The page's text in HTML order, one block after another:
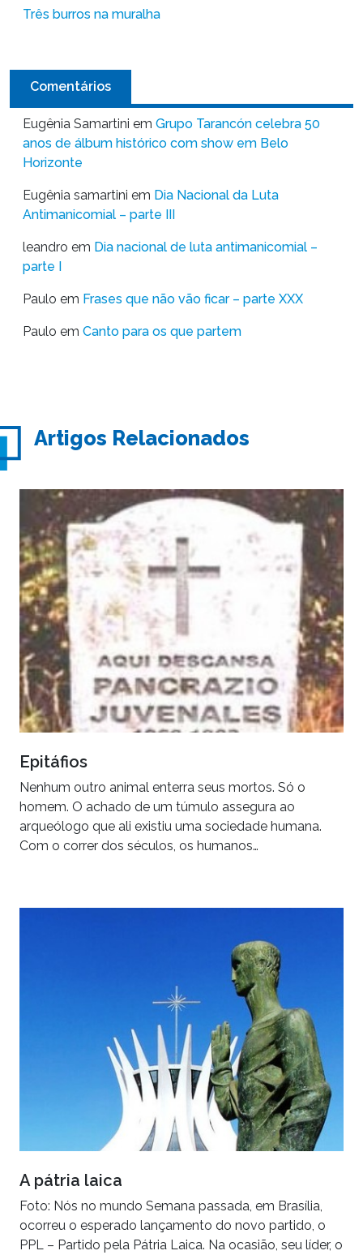
Três burros na muralha
Comentários
Eugênia Samartini em Grupo Tarancón celebra 50
anos de álbum histórico com show em Belo
Horizonte
Eugênia samartini em Dia Nacional da Luta
Antimanicomial – parte III
leandro em Dia nacional de luta antimanicomial –
parte I
Paulo em Frases que não vão ficar – parte XXX
Paulo em Canto para os que partem
Artigos Relacionados
Epitáfios
Nenhum outro animal enterra seus mortos. Só o
homem. O achado de um túmulo assegura ao
arqueólogo que ali existiu uma sociedade humana.
Com o correr dos séculos, os humanos…
A pátria laica
Foto: Nós no mundo Semana passada, em Brasília,
ocorreu o esperado lançamento do novo partido, o
PPL – Partido pela Pátria Laica. Na ocasião, seu líder, o